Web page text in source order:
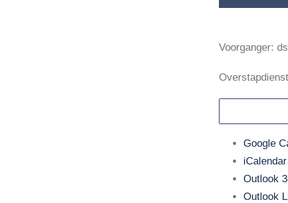
Voorganger:
Google
iCalendar
Outlook
Outlook